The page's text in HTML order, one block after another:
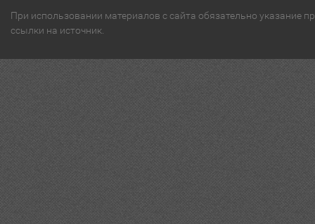
При использовании материалов с сайта обязательно указание
ссылки на источник.